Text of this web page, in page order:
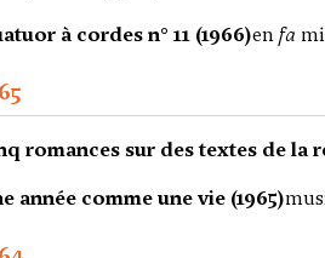
à cordes n° 11 (1966)enfa
romances sur des textes de la
année comme une vie (1965)